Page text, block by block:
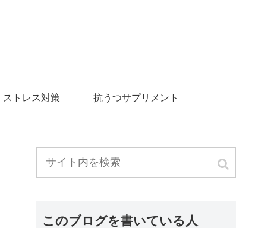
ストレス対策 抗うつサプリメント
このブログを書いている人